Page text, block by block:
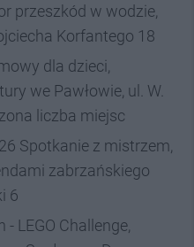
przeszkód w wodzie,
Korfantego 18
dla dzieci,
we Pawłowie, ul. W.
liczba miejsc
Spotkanie z mistrzem,
zabrzańskiego
6
LEGO Challenge,